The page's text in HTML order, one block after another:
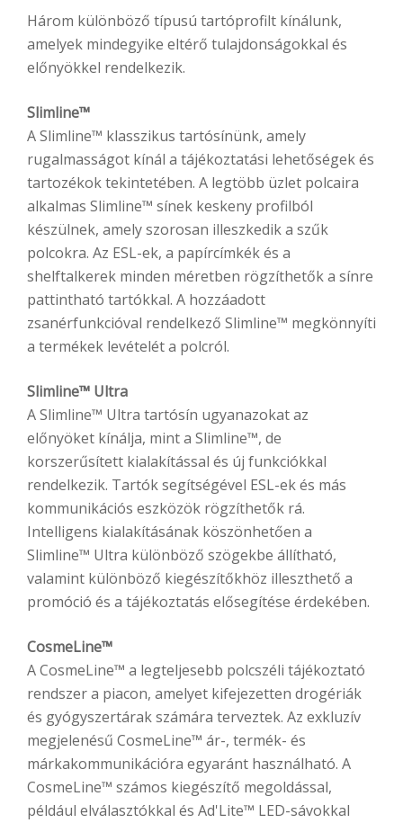
Három különböző típusú tartóprofilt kínálunk,
amelyek mindegyike eltérő tulajdonságokkal és
előnyökkel rendelkezik.
Slimline™
A Slimline™ klasszikus tartósínünk, amely
rugalmasságot kínál a tájékoztatási lehetőségek és
tartozékok tekintetében. A legtöbb üzlet polcaira
alkalmas Slimline™ sínek keskeny profilból
készülnek, amely szorosan illeszkedik a szűk
polcokra. Az ESL-ek, a papírcímkék és a
shelftalkerek minden méretben rögzíthetők a sínre
pattintható tartókkal. A hozzáadott
zsanérfunkcióval rendelkező Slimline™ megkönnyíti
a termékek levételét a polcról.
Slimline™ Ultra
A Slimline™ Ultra tartósín ugyanazokat az
előnyöket kínálja, mint a Slimline™, de
korszerűsített kialakítással és új funkciókkal
rendelkezik. Tartók segítségével ESL-ek és más
kommunikációs eszközök rögzíthetők rá.
Intelligens kialakításának köszönhetően a
Slimline™ Ultra különböző szögekbe állítható,
valamint különböző kiegészítőkhöz illeszthető a
promóció és a tájékoztatás elősegítése érdekében.
CosmeLine™
A CosmeLine™ a legteljesebb polcszéli tájékoztató
rendszer a piacon, amelyet kifejezetten drogériák
és gyógyszertárak számára terveztek. Az exkluzív
megjelenésű CosmeLine™ ár-, termék- és
márkakommunikációra egyaránt használható. A
CosmeLine™ számos kiegészítő megoldással,
például elválasztókkal és Ad'Lite™ LED-sávokkal